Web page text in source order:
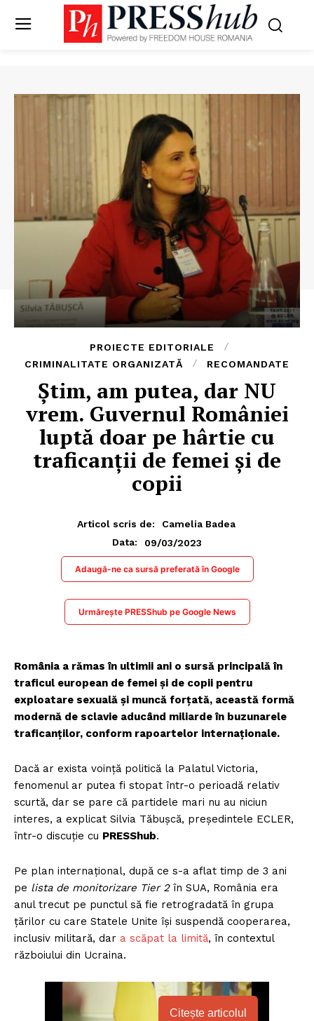
PROIECTE EDITORIALE
CRIMINALITATE ORGANIZATĂ
RECOMANDATE
Știm, am putea, dar NU
vrem. Guvernul României
luptă doar pe hârtie cu
traficanții de femei și de
copii
Articol scris de:
Camelia Badea
Data:
09/03/2023
Adaugă-ne ca sursă preferată în Google
Urmărește PRESShub pe Google News
România a rămas în ultimii ani o sursă principală în
traficul european de femei și de copii pentru
exploatare sexuală și muncă forțată, această formă
modernă de sclavie aducând miliarde în buzunarele
traficanților, conform rapoartelor internaționale.
Dacă ar exista voință politică la Palatul Victoria,
fenomenul ar putea fi stopat într-o perioadă relativ
scurtă, dar se pare că partidele mari nu au niciun
interes, a explicat Silvia Tăbușcă, președintele ECLER,
într-o discuție cu PRESShub.
Pe plan internațional, după ce s-a aflat timp de 3 ani
pe lista de monitorizare Tier 2în SUA, România era
anul trecut pe punctul să fie retrogradată în grupa
țărilor cu care Statele Unite își suspendă cooperarea,
inclusiv militară, dar a scăpat la limită, în contextul
războiului din Ucraina.
Citește articolul